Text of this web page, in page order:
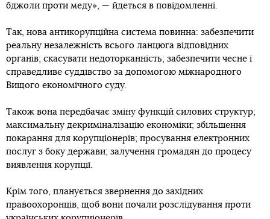
бджоли проти меду», — йдеться в повідомленні.
Так, нова антикорупційна система повинна: забезпечити
реальну незалежність всього ланцюга відповідних
органів; скасувати недоторканність; забезпечити чесне і
справедливе суддівство за допомогою міжнародного
Вищого економічного суду.
Також вона передбачає зміну функцій силових структур;
максимальну декриміналізацію економіки; збільшення
покарання для корупціонерів; просування електронних
послуг з боку держави; залучення громадян до процесу
виявлення корупції.
Крім того, планується звернення до західних
правоохоронців, щоб вони почали розслідування проти